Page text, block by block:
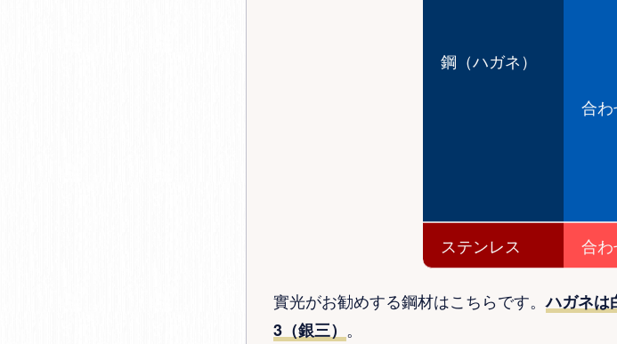
鋼（ハガネ）
合
ステンレス
合
實光がお勧めする鋼材はこちらです。ハガネは
3（銀三） 。